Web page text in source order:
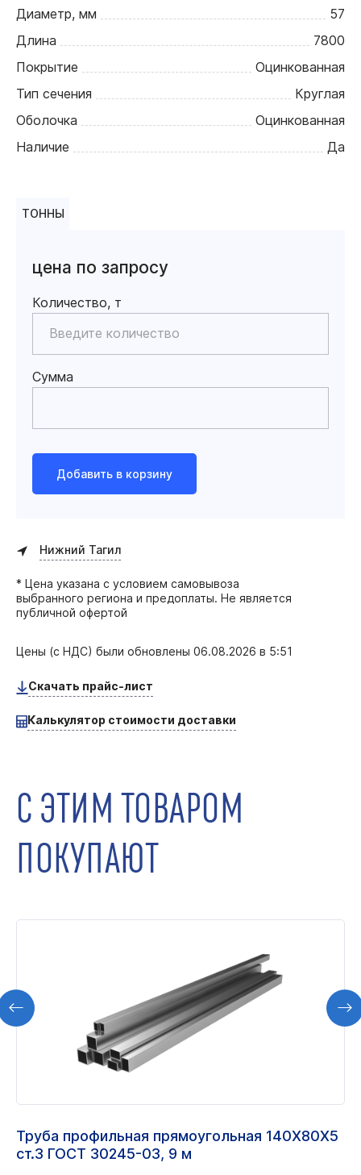
Диаметр, мм
57
Длина
7800
Покрытие
Оцинкованная
Тип сечения
Круглая
Оболочка
Оцинкованная
Наличие
Да
ТОННЫ
цена по запросу
Количество, т
Сумма
Добавить в корзину
Нижний Тагил
* Цена указана с условием самовывоза
выбранного региона и предоплаты. Не является
публичной офертой
Цены (с НДС) были обновлены 06.08.2026 в 5:51
Скачать прайс-лист
Калькулятор стоимости доставки
С ЭТИМ ТОВАРОМ
ПОКУПАЮТ
Труба профильная прямоугольная 140Х80Х5
ст.3 ГОСТ 30245-03, 9 м